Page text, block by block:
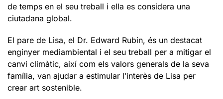
de temps en el seu treball i ella es considera una
ciutadana global.
El pare de Lisa, el Dr. Edward Rubin, és un destacat
enginyer mediambiental i el seu treball per a mitigar el
canvi climàtic, així com els valors generals de la seva
família, van ajudar a estimular l’interès de Lisa per
crear art sostenible.